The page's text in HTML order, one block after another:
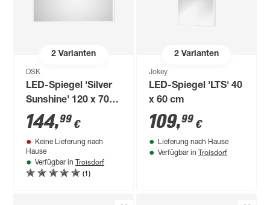
2Varianten
DSK
LED-Spiegel 'Silver
Sunshine' 120 x 70
cm
144,99 €
Keine Lieferung nach
Hause
Verfügbar in Troisdorf
(1)
2Varianten
Jokey
LED-Spiegel 'LTS' 40
x 60 cm
109,99 €
Lieferung nach Hause
Verfügbar in Troisdorf